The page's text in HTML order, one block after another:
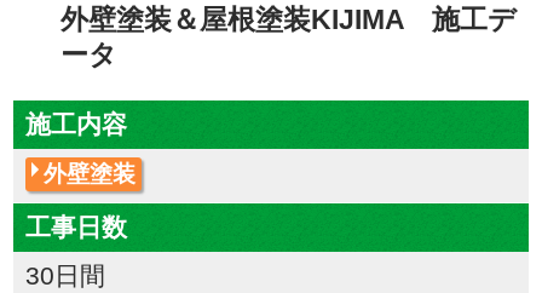
外壁塗装＆屋根塗装KIJIMA 施工デ
ータ
施工内容
外壁塗装
工事日数
30日間